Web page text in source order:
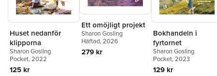
Huset nedanför
klipporna
Sharon Gosling
Pocket, 2022
125 kr
Ett omöjligt projekt
Sharon Gosling
Häftad, 2026
279 kr
Bokhandeln i
fyrtornet
Sharon Gosling
Pocket, 2023
129 kr